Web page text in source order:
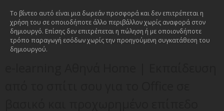
Το βίντεο αυτό είναι μια δωρεάν προσφορά και δεν επιτρέπεται η
χρήση του σε οποιοδήποτε άλλο περιβάλλον χωρίς αναφορά στον
δημιουργό. Επίσης δεν επιτρέπεται η πώληση ή με οποιονδήποτε
τρόπο παραγωγή εσόδων χωρίς την προηγούμενη συγκατάθεση του
δημιουργού.